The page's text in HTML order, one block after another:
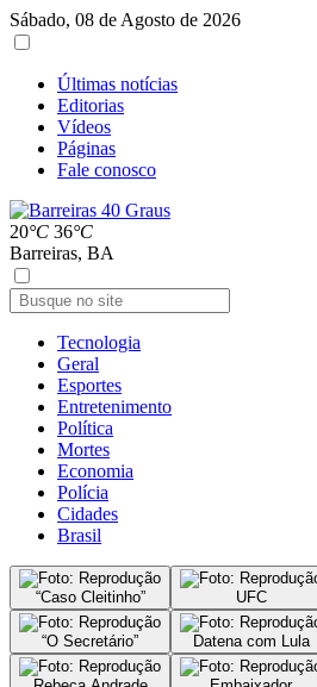
Sábado, 08 de Agosto de 2026
Últimas notícias
Editorias
Vídeos
Páginas
Fale conosco
20°C 36°C
Barreiras, BA
Tecnologia
Geral
Esportes
Entretenimento
Política
Mortes
Economia
Polícia
Cidades
Brasil
“Caso Cleitinho” UFC
“O Secretário” Datena com Lula